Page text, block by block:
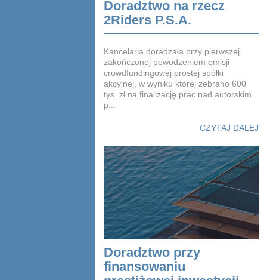
Doradztwo na rzecz
2Riders P.S.A.
Kancelaria doradzała przy pierwszej
zakończonej powodzeniem emisji
crowdfundingowej prostej spółki
akcyjnej, w wyniku której zebrano 600
tys. zł na finalizację prac nad autorskim
p...
CZYTAJ DALEJ
Doradztwo przy
finansowaniu